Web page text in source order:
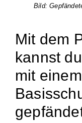
Bild:
Mit dem
kannst
mit